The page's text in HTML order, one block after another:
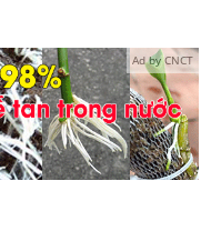
Ad by CNCT